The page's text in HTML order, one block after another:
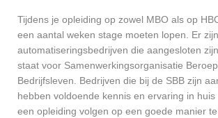
Tijdens je opleiding op zowel MBO als op
een aantal weken stage moeten lopen. Er
automatiseringsbedrijven die aangesloten
staat voor Samenwerkingsorganisatie
Bedrijfsleven. Bedrijven die bij de SBB zijn
hebben voldoende kennis en ervaring in
een opleiding volgen op een goede manier te